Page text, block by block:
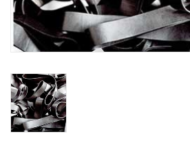
Geknoopt elastiek
Witte elastiekjes aanbieding!